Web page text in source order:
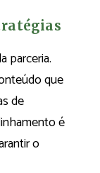
parceria.
que
de
é
o